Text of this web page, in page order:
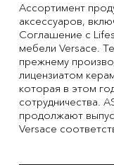
Ассортимент
аксессуаров,
Соглашение с
мебели Versace.
прежнему
лицензиатом
которая в этом
сотрудничества.
продолжают
Versace